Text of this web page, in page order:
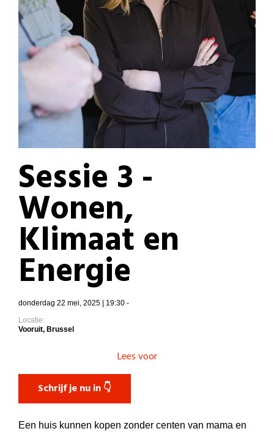
Sessie 3 -
Wonen,
Klimaat en
Energie
donderdag 22 mei, 2025 | 19:30 -
Locatie:
Vooruit, Brussel
Lees voor
Schrijf je nu in 👇
Een huis kunnen kopen zonder centen van mama en